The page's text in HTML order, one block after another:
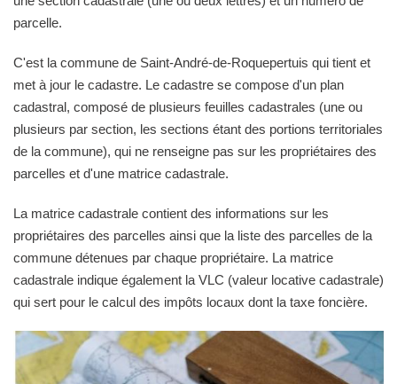
parcelle.
C'est la commune de Saint-André-de-Roquepertuis qui tient et
met à jour le cadastre. Le cadastre se compose d'un plan
cadastral, composé de plusieurs feuilles cadastrales (une ou
plusieurs par section, les sections étant des portions territoriales
de la commune), qui ne renseigne pas sur les propriétaires des
parcelles et d'une matrice cadastrale.
La matrice cadastrale contient des informations sur les
propriétaires des parcelles ainsi que la liste des parcelles de la
commune détenues par chaque propriétaire. La matrice
cadastrale indique également la VLC (valeur locative cadastrale)
qui sert pour le calcul des impôts locaux dont la taxe foncière.